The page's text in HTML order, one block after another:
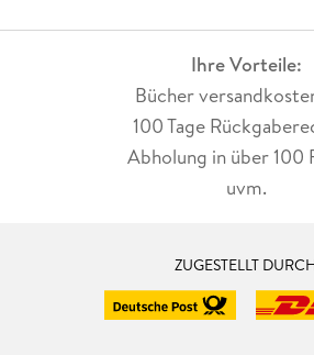
Ihre Vorteile:
Bücher
100 Tage
Abholung in über 100
uvm.
ZUGESTELLT